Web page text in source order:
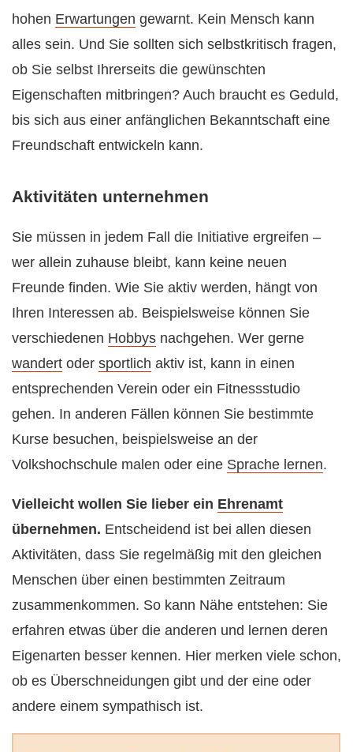
hohen Erwartungen gewarnt. Kein Mensch kann
alles sein. Und Sie sollten sich selbstkritisch fragen,
ob Sie selbst Ihrerseits die gewünschten
Eigenschaften mitbringen? Auch braucht es Geduld,
bis sich aus einer anfänglichen Bekanntschaft eine
Freundschaft entwickeln kann.
Aktivitäten unternehmen
Sie müssen in jedem Fall die Initiative ergreifen –
wer allein zuhause bleibt, kann keine neuen
Freunde finden. Wie Sie aktiv werden, hängt von
Ihren Interessen ab. Beispielsweise können Sie
verschiedenen Hobbys nachgehen. Wer gerne
wandert oder sportlich aktiv ist, kann in einen
entsprechenden Verein oder ein Fitnessstudio
gehen. In anderen Fällen können Sie bestimmte
Kurse besuchen, beispielsweise an der
Volkshochschule malen oder eine Sprache lernen.
Vielleicht wollen Sie lieber ein Ehrenamt
übernehmen. Entscheidend ist bei allen diesen
Aktivitäten, dass Sie regelmäßig mit den gleichen
Menschen über einen bestimmten Zeitraum
zusammenkommen. So kann Nähe entstehen: Sie
erfahren etwas über die anderen und lernen deren
Eigenarten besser kennen. Hier merken viele schon,
ob es Überschneidungen gibt und der eine oder
andere einem sympathisch ist.